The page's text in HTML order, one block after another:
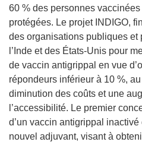
60 % des personnes
protégées. Le projet INDIGO,
des organisations publiques et
l’Inde et des États-Unis pour
de vaccin antigrippal en vue
répondeurs inférieur à 10 %,
diminution des coûts et une
l’accessibilité. Le premier
d’un vaccin antigrippal
nouvel adjuvant, visant à